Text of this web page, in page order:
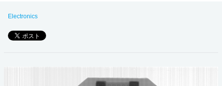
Electronics